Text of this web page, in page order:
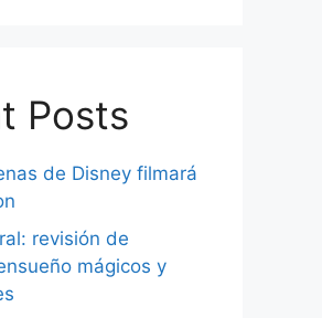
Posts
de Disney filmará
revisión de
mágicos y